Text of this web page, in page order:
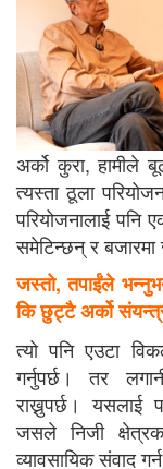
अर्को कुरा, हामीले
त्यस्ता ठूला
परियोजनालाई पनि
समेटिन्छन् र
जस्तो, तपाईंले
कि छुट्टै अर्को
त्यो पनि एउटा
गर्नुपर्छ। तर
राख्नुपर्छ। यसलाई
जसले निजी
व्यावसायिक संवाद